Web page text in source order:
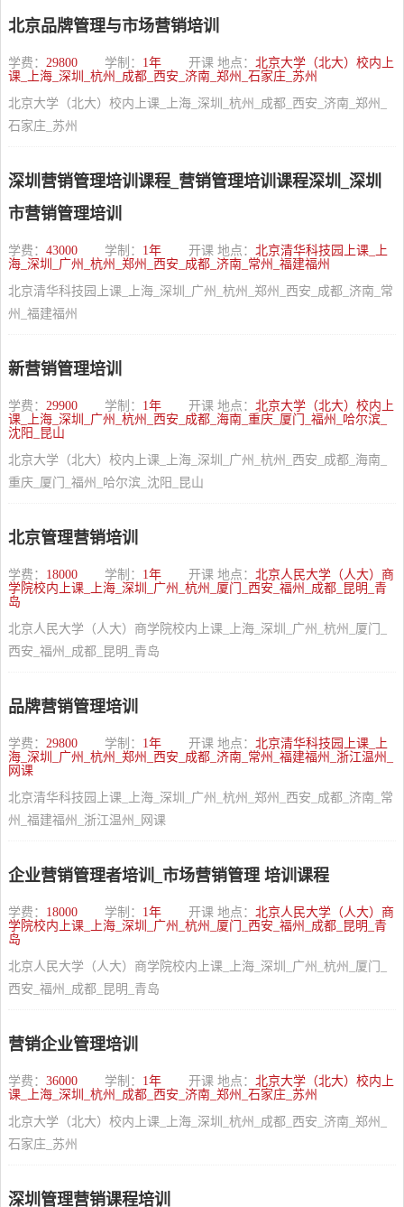
北京品牌管理与市场营销培训
学费： 29800 学制： 1年 开课 地点： 北京大学（北大）校内上
课_上海_深圳_杭州_成都_西安_济南_郑州_石家庄_苏州
北京大学（北大）校内上课_上海_深圳_杭州_成都_西安_济南_郑州_
石家庄_苏州
深圳营销管理培训课程_营销管理培训课程深圳_深圳
市营销管理培训
学费： 43000 学制： 1年 开课 地点： 北京清华科技园上课_上
海_深圳_广州_杭州_郑州_西安_成都_济南_常州_福建福州
北京清华科技园上课_上海_深圳_广州_杭州_郑州_西安_成都_济南_常
州_福建福州
新营销管理培训
学费： 29900 学制： 1年 开课 地点： 北京大学（北大）校内上
课_上海_深圳_广州_杭州_西安_成都_海南_重庆_厦门_福州_哈尔滨_
沈阳_昆山
北京大学（北大）校内上课_上海_深圳_广州_杭州_西安_成都_海南_
重庆_厦门_福州_哈尔滨_沈阳_昆山
北京管理营销培训
学费： 18000 学制： 1年 开课 地点： 北京人民大学（人大）商
学院校内上课_上海_深圳_广州_杭州_厦门_西安_福州_成都_昆明_青
岛
北京人民大学（人大）商学院校内上课_上海_深圳_广州_杭州_厦门_
西安_福州_成都_昆明_青岛
品牌营销管理培训
学费： 29800 学制： 1年 开课 地点： 北京清华科技园上课_上
海_深圳_广州_杭州_郑州_西安_成都_济南_常州_福建福州_浙江温州_
网课
北京清华科技园上课_上海_深圳_广州_杭州_郑州_西安_成都_济南_常
州_福建福州_浙江温州_网课
企业营销管理者培训_市场营销管理 培训课程
学费： 18000 学制： 1年 开课 地点： 北京人民大学（人大）商
学院校内上课_上海_深圳_广州_杭州_厦门_西安_福州_成都_昆明_青
岛
北京人民大学（人大）商学院校内上课_上海_深圳_广州_杭州_厦门_
西安_福州_成都_昆明_青岛
营销企业管理培训
学费： 36000 学制： 1年 开课 地点： 北京大学（北大）校内上
课_上海_深圳_杭州_成都_西安_济南_郑州_石家庄_苏州
北京大学（北大）校内上课_上海_深圳_杭州_成都_西安_济南_郑州_
石家庄_苏州
深圳管理营销课程培训